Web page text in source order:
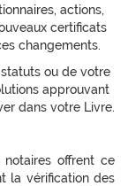
actions,
certificats
changements.
ou de votre
approuvant
dans votre Livre.
offrent ce
la vérification des